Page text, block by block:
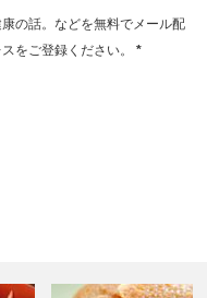
の話。などを無料でメール配
をご登録ください。 *